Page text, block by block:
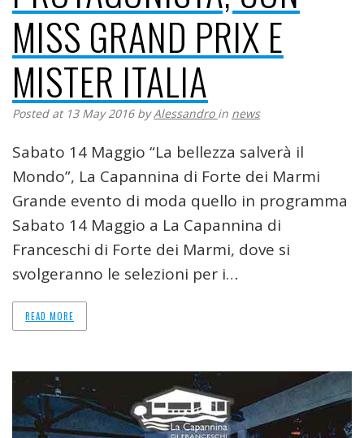
MISS GRAND PRIX E
MISTER ITALIA
Posted at 13 May 2016 byAlessandro in news
Sabato 14 Maggio “La bellezza salverà il
Mondo”, La Capannina di Forte dei Marmi
Grande evento di moda quello in programma
Sabato 14 Maggio a La Capannina di
Franceschi di Forte dei Marmi, dove si
svolgeranno le selezioni per i…
READ MORE